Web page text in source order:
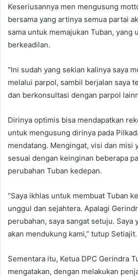
Keseriusannya men mengusung
bersama yang artinya semua partai
sama untuk memajukan Tuban, yang
berkeadilan.
“Ini sudah yang sekian kalinya saya
melalui parpol, sambil berjalan saya
dan berkonsultasi dengan parpol
Dirinya optimis bisa mendapatkan
untuk mengusung dirinya pada
mendatang. Mengingat, visi dan misi
sesuai dengan keinginan beberapa
perubahan Tuban kedepan.
“Saya ikhlas untuk membuat Tuban
unggul dan sejahtera. Apalagi
perubahan, saya sangat setuju. Saya
akan mendukung kami,” tutup Setiajit.
Sementara itu, Ketua DPC Gerindra
mengatakan, dengan melakukan